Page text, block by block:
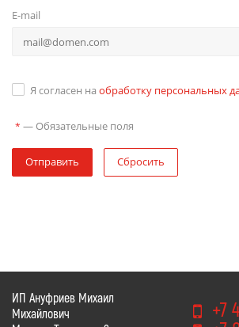
E-mail
Я согласен на обработку персональных
* — Обязательные поля
Отправить Сбросить
ИП Ануфриев Михаил
Михайлович
+7